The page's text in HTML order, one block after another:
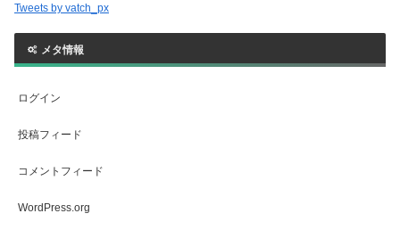
Tweets by vatch_px
メタ情報
ログイン
投稿フィード
コメントフィード
WordPress.org